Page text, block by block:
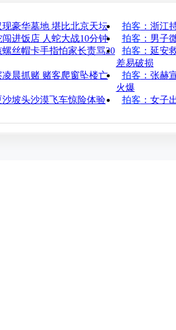
现豪华墓地 堪比北京天坛 拍客 ：浙江
闯进饭店 人蛇大战10分钟 拍客 ：男子
螺丝帽卡手指怕家长责骂20
拍客 ：延安
差易破损
凌晨抓赌 赌客爬窗坠楼亡 拍客 ：张赫
火爆
沙坡头沙漠飞车惊险体验 拍客 ：女子